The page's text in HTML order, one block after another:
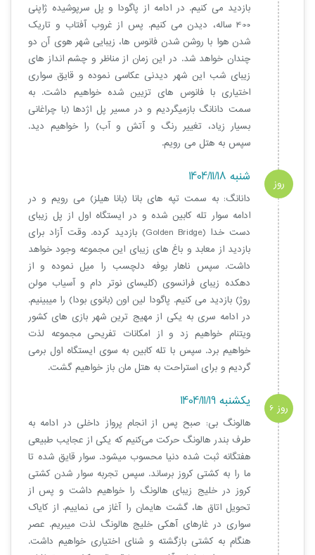
بازدید می کنیم. در ادامه از پاگودا و پل سرپوشیده ژاپنی
400 ساله، دیدن می کنیم. پس از غروب آفتاب و تاریک
شدن هوا با روشن شدن فانوس ها، زیبایی شهر هوی آن دو
چندان خواهد شد. در این زمان از مناظر و چشم انداز های
زیبای شب این شهر دیدنی عکاسی نموده و قایق سواری
اختیاری با فانوس های تزیین شده خواهیم داشت. به
سمت دانانگ بازمیگردیم و در مسیر پل اژدها (با چراغانی
بسیار زیاد، تغییر رنگ و آتش و آب) را خواهیم دید.
سپس به هتل می رویم.
روز
5
شنبه 1404/11/18
دانانگ: به سمت تپه های بانا (بانا هیلز) می رویم و در
ادامه سوار تله کابین شده و در ایستگاه اول از پل زیبای
دست خدا (Golden Bridge) بازدید کرده. وقت آزاد برای
بازدید از معابد و باغ های زیبای این مجموعه وجود خواهد
داشت. سپس ناهار بوفه دلچسب را میل نموده و از
دهکده زیبای فرانسوی (کلیسای نوتر دام و آسیاب مولن
روژ) بازدید می کنیم. پاگودا لین اون (بانوی بودا) را میبینیم.
در ادامه سری به یکی از مهیج ترین شهر بازی های کشور
ویتنام خواهیم زد و از امکانات تفریحی مجموعه لذت
خواهیم برد. سپس با تله کابین به سوی ایستگاه اول برمی
گردیم و برای استراحت به هتل مان باز خواهیم گشت.
روز 6 یکشنبه 1404/11/19
هالونگ بی: صبح پس از انجام پرواز داخلی در ادامه به
طرف بندر هالونگ حرکت می‌کنیم که یکی از عجایب طبیعی
هفتگانه ثبت شده دنیا محسوب میشود. سوار قایق شده تا
ما را به کشتی کروز برساند. سپس تجربه سوار شدن کشتی
کروز در خلیج زیبای هالونگ را خواهیم داشت و پس از
تحویل اتاق ها، گشت هایمان را آغاز می نماییم. از کایاک
سواری در غارهای آهکی خلیج هالونگ لذت میبریم. عصر
هنگام به کشتی بازگشته و شنای اختیاری خواهیم داشت.